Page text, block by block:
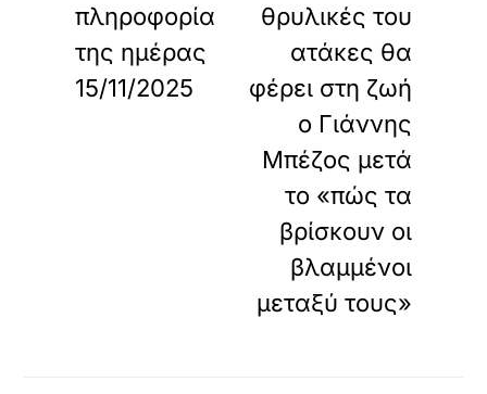
πληροφορία
της ημέρας
15/11/2025
θρυλικές του
ατάκες θα
φέρει στη ζωή
ο Γιάννης
Μπέζος μετά
το «πώς τα
βρίσκουν οι
βλαμμένοι
μεταξύ τους»